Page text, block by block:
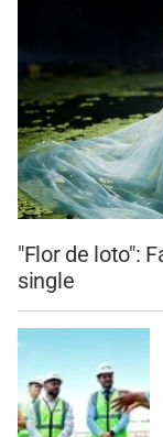
"Flor de loto":
single